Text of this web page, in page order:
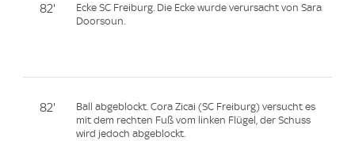
82'
Ecke SC Freiburg. Die Ecke wurde verursacht von Sara
Doorsoun.
82'
Ball abgeblockt. Cora Zicai (SC Freiburg) versucht es
mit dem rechten Fuß vom linken Flügel, der Schuss
wird jedoch abgeblockt.